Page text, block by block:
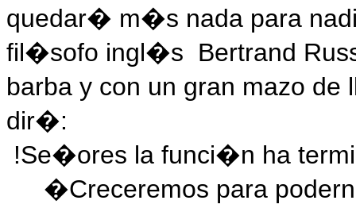
quedar� m�s nada para
fil�sofo ingl�s Bertrand
barba y con un gran mazo
dir�:
!Se�ores la funci�n ha
�Creceremos para